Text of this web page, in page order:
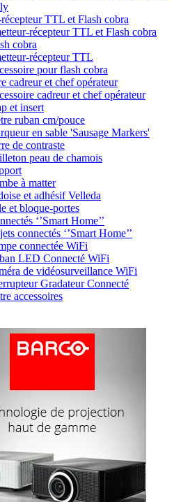
TTL et Flash cobra
récepteur TTL et Flash cobra
cobra
récepteur TTL
pour flash cobra
cadreur et chef opérateur
cadreur et chef opérateur
et insert
ruban cm/pouce
en sable 'Sausage Markers'
de contraste
peau de chamois
à matter
et adhésif Velleda
et bloque-portes
‘’Smart Home’’
connectés ‘’Smart Home’’
connectée WiFi
LED Connecté WiFi
de vidéosurveillance WiFi
Gradateur Connecté
accessoires